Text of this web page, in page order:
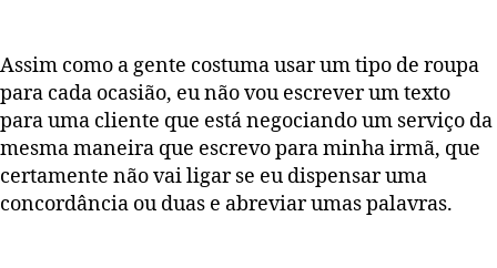
Assim como a gente costuma usar um tipo de roupa
para cada ocasião, eu não vou escrever um texto
para uma cliente que está negociando um serviço da
mesma maneira que escrevo para minha irmã, que
certamente não vai ligar se eu dispensar uma
concordância ou duas e abreviar umas palavras.